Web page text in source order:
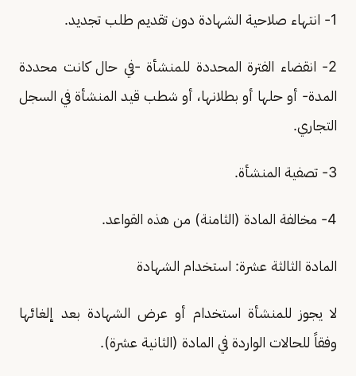
1- انتهاء صلاحية الشهادة دون تقديم طلب تجديد.
2- انقضاء الفترة المحددة للمنشأة -في حال كانت محددة
المدة- أو حلها أو بطلانها، أو شطب قيد المنشأة في السجل
التجاري.
3- تصفية المنشأة.
4- مخالفة المادة (الثامنة) من هذه القواعد.
المادة الثالثة عشرة: استخدام الشهادة
لا يجوز للمنشأة استخدام أو عرض الشهادة بعد إلغائها
وفقاً للحالات الواردة في المادة (الثانية عشرة).